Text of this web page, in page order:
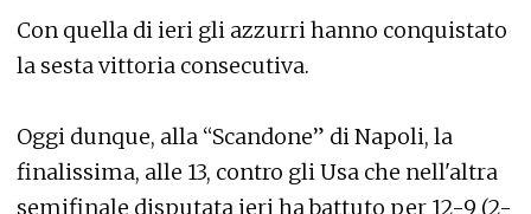
Con quella di ieri gli azzurri hanno conquistato
la sesta vittoria consecutiva.
Oggi dunque, alla “Scandone” di Napoli, la
finalissima, alle 13, contro gli Usa che nell'altra
semifinale disputata ieri ha battuto per 12-9 (2-